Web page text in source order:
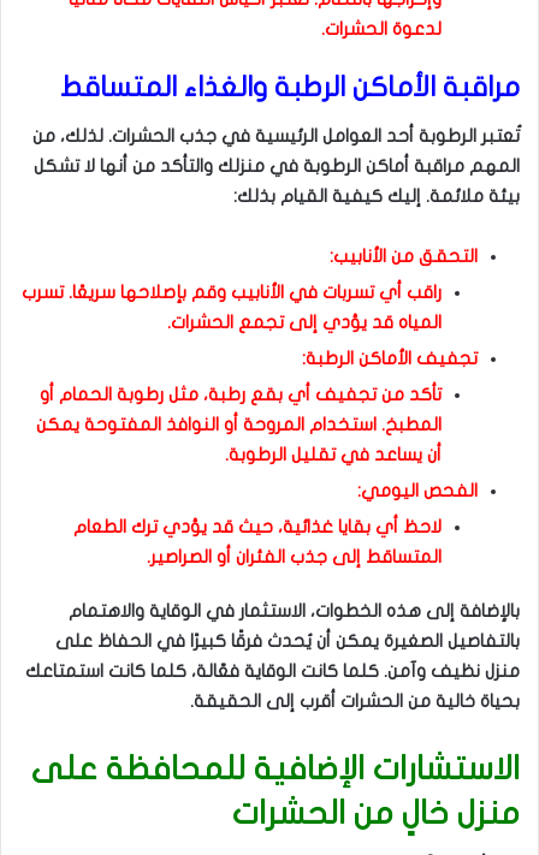
لدعوة الحشرات.
مراقبة الأماكن الرطبة والغذاء المتساقط
تُعتبر الرطوبة أحد العوامل الرئيسية في جذب الحشرات. لذلك، من
المهم مراقبة أماكن الرطوبة في منزلك والتأكد من أنها لا تشكل
بيئة ملائمة. إليك كيفية القيام بذلك:
التحقق من الأنابيب:
راقب أي تسربات في الأنابيب وقم بإصلاحها سريعًا. تسرب
المياه قد يؤدي إلى تجمع الحشرات.
تجفيف الأماكن الرطبة:
تأكد من تجفيف أي بقع رطبة، مثل رطوبة الحمام أو
المطبخ. استخدام المروحة أو النوافذ المفتوحة يمكن
أن يساعد في تقليل الرطوبة.
الفحص اليومي:
لاحظ أي بقايا غذائية، حيث قد يؤدي ترك الطعام
المتساقط إلى جذب الفئران أو الصراصير.
بالإضافة إلى هذه الخطوات، الاستثمار في الوقاية والاهتمام
بالتفاصيل الصغيرة يمكن أن يُحدث فرقًا كبيرًا في الحفاظ على
منزل نظيف وآمن. كلما كانت الوقاية فعّالة، كلما كانت استمتاعك
بحياة خالية من الحشرات أقرب إلى الحقيقة.
الاستشارات الإضافية للمحافظة على
منزل خالٍ من الحشرات